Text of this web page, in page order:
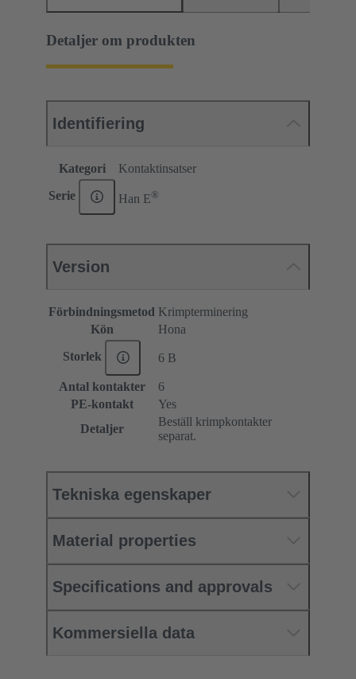
Detaljer om produkten
Identifiering
Kategori Kontaktinsatser
Serie Han E®
Version
Förbindningsmetod Krimpterminering
Kön
Hona
Storlek 6 B
Antal kontakter
6
PE-kontakt
Yes
Detaljer
Beställ krimpkontakter
separat.
Tekniska egenskaper
Material properties
Specifications and approvals
Kommersiella data